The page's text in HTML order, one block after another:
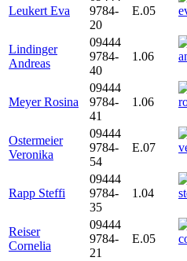
Leukert Eva
9784-
20
E.05
Lindinger
Andreas
09444
9784-
40
1.06
Meyer Rosina
09444
9784-
41
1.06
Ostermeier
Veronika
09444
9784-
54
E.07
Rapp Steffi
09444
9784-
35
1.04
Reiser
Cornelia
09444
9784-
21
E.05